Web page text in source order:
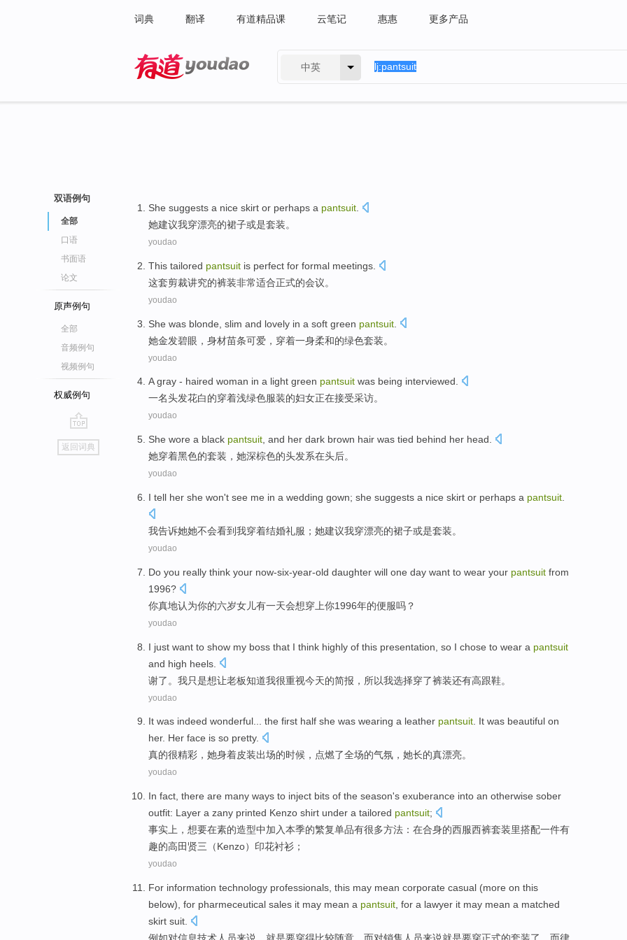
词典 翻译 有道精品课 云笔记 惠惠 更多产品
中英
双语例句
全部
口语
书面语
论文
原声例句
全部
音频例句
视频例句
权威例句
go
top
返回词典
She suggests a nice skirt or perhaps a pantsuit
她建议我穿漂亮的裙子或是套装。
youdao
This tailored pantsuit is perfect for formal meetings
这套剪裁讲究的裤装非常适合正式的会议。
youdao
She was blonde slim and lovely in a soft green pantsuit
她金发碧眼， 身材苗条可爱 ， 穿着一身柔和的绿色套装。
youdao
Agray - haired woman in a light green pantsuit was being interviewed.
一名头发花白的穿着浅绿色服装的妇女正在接受采访。
youdao
She wore a black pantsuit , and her dark brown hair was tied behind her head
她穿着黑色的套装 ， 她深棕色的头发系在头后。
youdao
I tell her she won't see me in a wedding gown; she suggests a nice skirt or perhaps a pantsuit
我告诉她她不会看到我穿着结婚礼服 ；她建议我穿漂亮的裙子或是套装。
youdao
Do you really think your now-six-year-old daughter will one day want to wear your pantsuit from
1996?
你真地认为你的六岁女儿有一天会想穿上你1996年的便服吗？
youdao
I just want to show my boss that I think highly of this presentation so I chose to wear a pantsuit
and high heels
谢了。 我只是想让老板知道我很重视今天的简报 ， 所以我选择穿了裤装还有高跟鞋。
youdao
It was indeed wonderful... the first half she was wearing a leather pantsuit. It was beautiful on
her. Her face is so pretty.
真的很精彩 ， 她身着皮装出场的时候，点燃了全场的气氛， 她长的真漂亮。
youdao
In fact there are many ways to inject bits of the season's exuberance into an otherwise sober
outfit: Layer a zany printed Kenzo shirt under a tailored pantsuit;
事实上 ， 想要在素的造型中加入本季的繁复单品有很多方法 ：在合身的西服西裤套装里搭配一件有
趣的高田贤三（Kenzo） 印花衬衫；
youdao
For information technology professionals , this may mean corporate casual (more on this
below), for pharmeceutical sales it may mean a pantsuit , for a lawyer it may mean a matched
skirt suit